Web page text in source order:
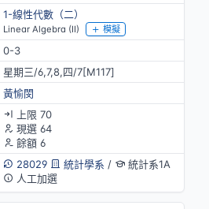
1-線性代數（二）
Linear Algebra (II) 模擬
0-3
星期三/6,7,8,四/7[M117]
黃愉閔
上限 70
現選 64
餘額 6
28029
統計學系 /
統計系1A
人工加選